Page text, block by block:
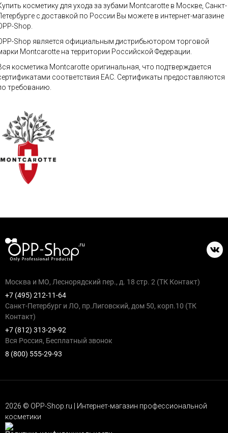
косметику для ухода за зубами Montcarotte в Москве, Санкт-
с доставкой по России Вы можете в интернет-магазине
Shop.
Shop является официальным дистрибьютором торговой
Montcarotte на территории Российской Федерации.
косметика Montcarotte оригинальная, что подтверждается
соответствия ЕАС. Сертификаты предоставляются
требованию.
Москва и МО, Леснорядский пер., д. 18 стр. 2 (ТК Контакт)
+7 (495) 212-11-64
Санкт-Петербург и ЛО, пр.Лиговский, дом 50, корп.10 (ТК
Контакт)
+7 (812) 313-29-92
Вся Россия, Бесплатный звонок
8 (800) 555-29-93
2026 © OPP-Shop.ru | Интернет-магазин профессиональной
косметики